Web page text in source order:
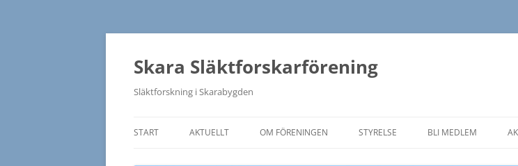
Hoppa
innehåll
Skara Släktforskarförening
Släktforskning i Skarabygden
START AKTUELLT OM FÖRENINGEN STYRELSE BLI MEDLEM